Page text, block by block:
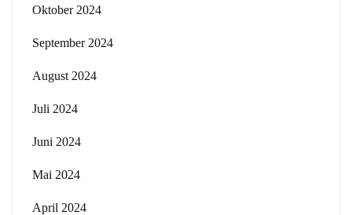
Oktober 2024
September 2024
August 2024
Juli 2024
Juni 2024
Mai 2024
April 2024